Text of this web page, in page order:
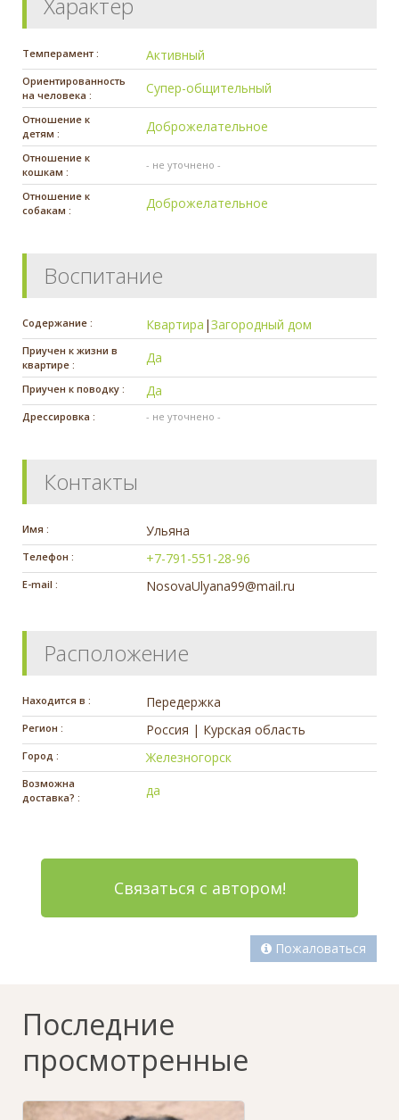
Темперамент : Активный
Ориентированность
на человека :
Супер-общительный
Отношение к
детям :
Доброжелательное
Отношение к
кошкам :
- не уточнено -
Отношение к
собакам :
Доброжелательное
Воспитание
Содержание : Квартира |Загородный дом
Приучен к жизни в
квартире :
Да
Приучен к поводку : Да
Дрессировка : - не уточнено -
Контакты
Имя : Ульяна
Телефон : +7-791-551-28-96
E-mail : NosovaUlyana99@mail.ru
Расположение
Находится в : Передержка
Регион : Россия | Курская область
Город : Железногорск
Возможна
доставка? :
да
Связаться с автором!
Пожаловаться
Последние
просмотренные